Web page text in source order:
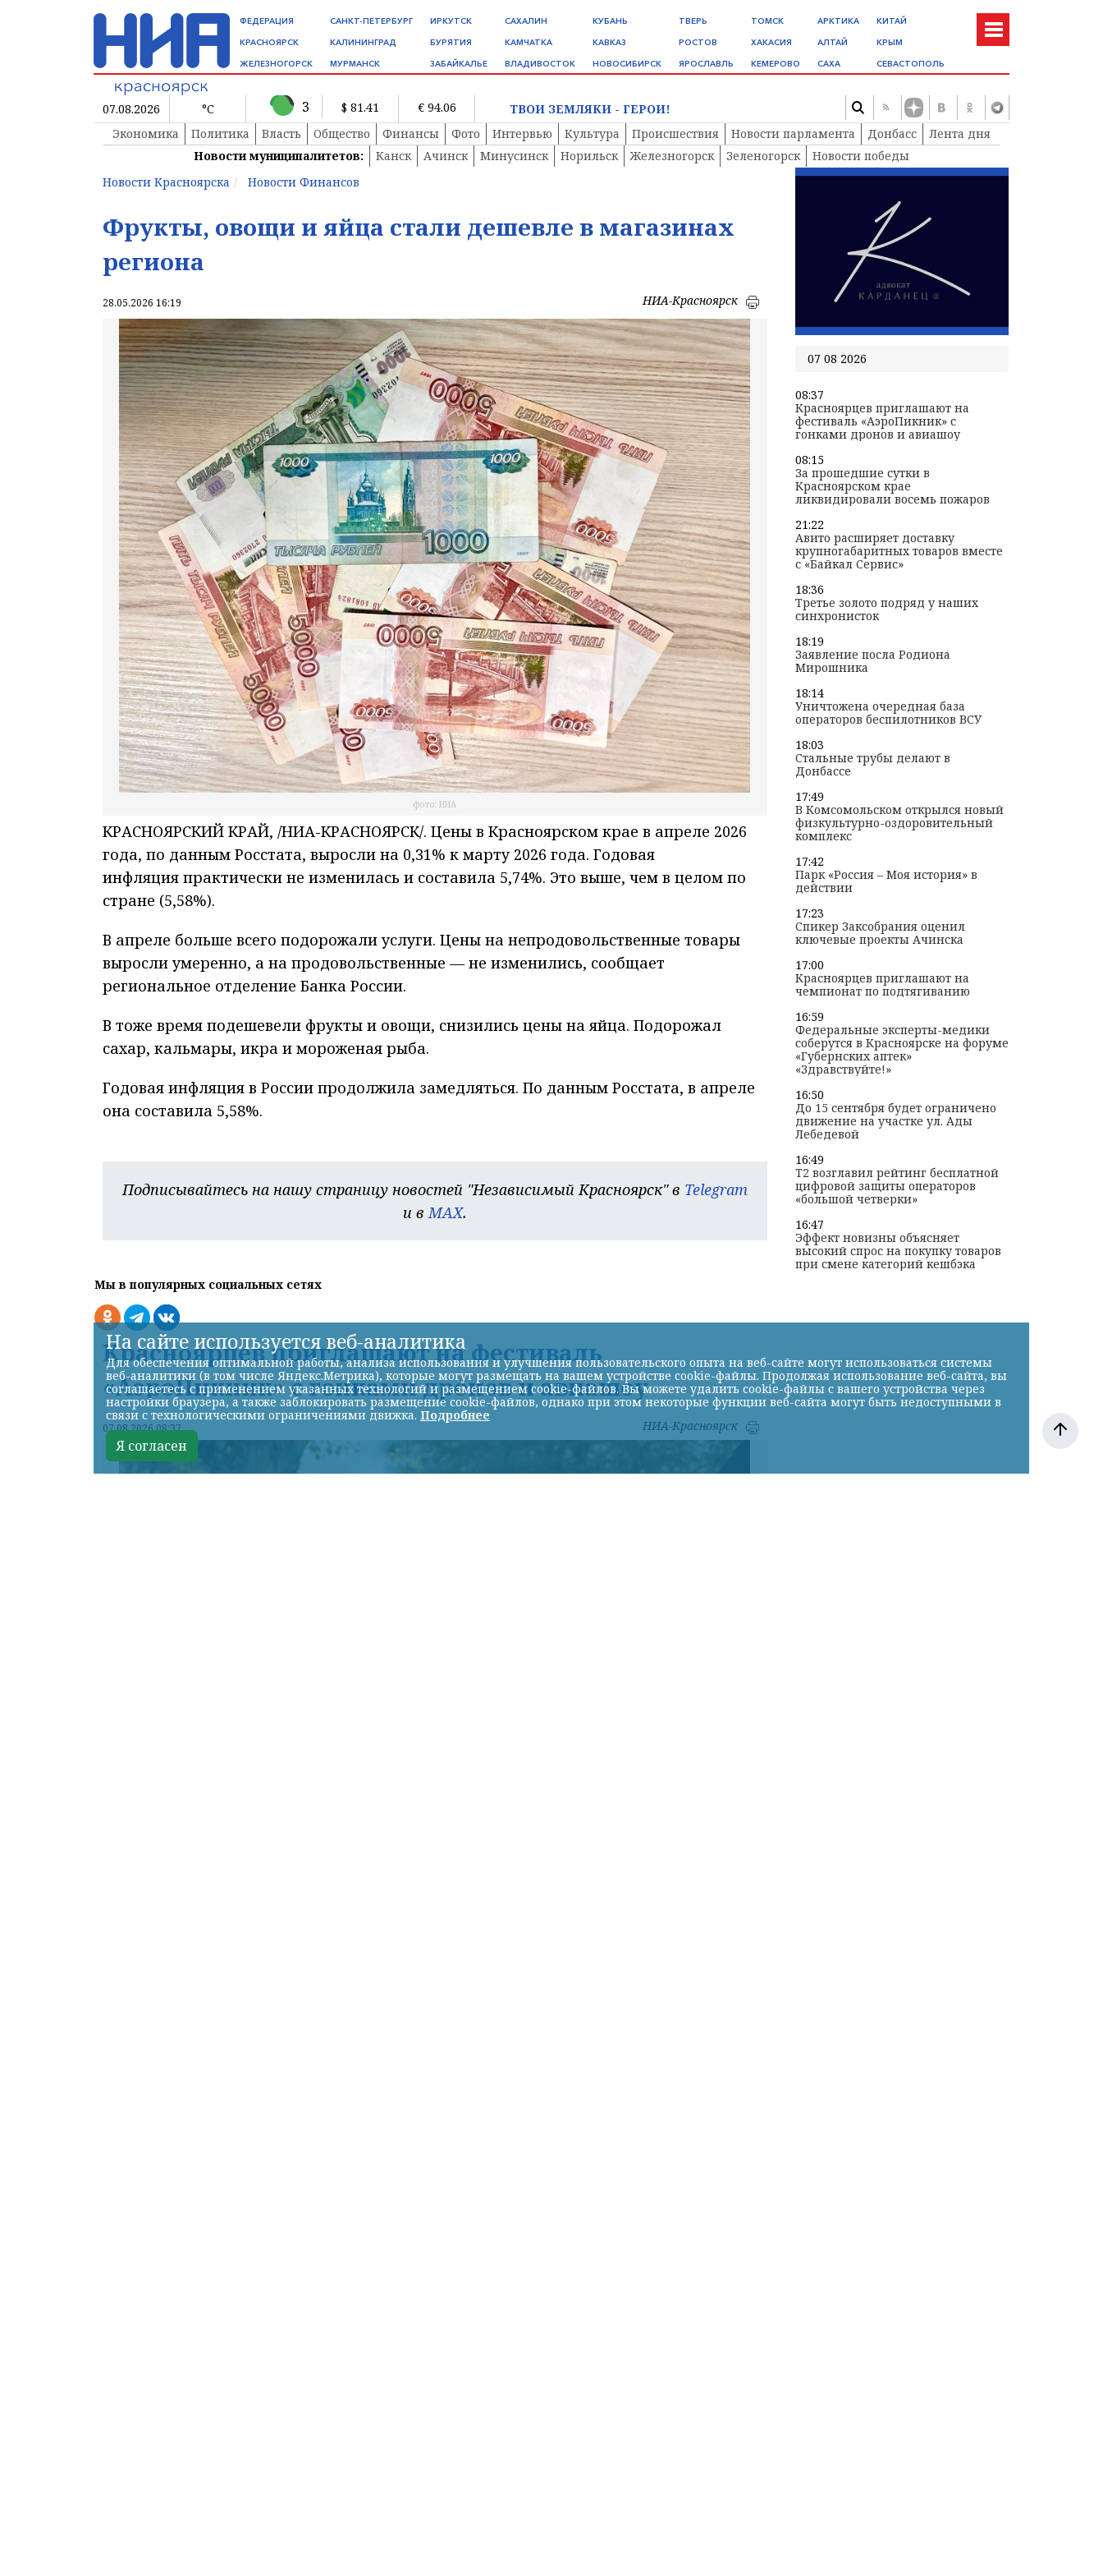
ФЕДЕРАЦИЯ
КРАСНОЯРСК
ЖЕЛЕЗНОГОРСК
САНКТ-ПЕТЕРБУРГ
КАЛИНИНГРАД
МУРМАНСК
ИРКУТСК
БУРЯТИЯ
ЗАБАЙКАЛЬЕ
САХАЛИН
КАМЧАТКА
ВЛАДИВОСТОК
КУБАНЬ
КАВКАЗ
НОВОСИБИРСК
ТВЕРЬ
РОСТОВ
ЯРОСЛАВЛЬ
ТОМСК
ХАКАСИЯ
КЕМЕРОВО
АРКТИКА
АЛТАЙ
САХА
КИТАЙ
КРЫМ
СЕВАСТОПОЛЬ
07.08.2026 °C 3 $ 81.41 € 94.06
ТВОИ ЗЕМЛЯКИ - ГЕРОИ!
Экономика
Политика Власть Общество Финансы Фото Интервью Культура Происшествия Новости парламента Донбасс
Лента дня
Новости муниципалитетов:
Канск Ачинск Минусинск Норильск Железногорск Зеленогорск
Новости победы
Новости Красноярска
Новости Финансов
Фрукты, овощи и яйца стали дешевле в магазинах
региона
28.05.2026 16:19 НИА-Красноярск
фото: НИА
КРАСНОЯРСКИЙ КРАЙ, /НИА-КРАСНОЯРСК/. Цены в Красноярском крае в апреле 2026
года, по данным Росстата, выросли на 0,31% к марту 2026 года. Годовая
инфляция практически не изменилась и составила 5,74%. Это выше, чем в целом по
стране (5,58%).
В апреле больше всего подорожали услуги. Цены на непродовольственные товары
выросли умеренно, а на продовольственные — не изменились, сообщает
региональное отделение Банка России.
В тоже время подешевели фрукты и овощи, снизились цены на яйца. Подорожал
сахар, кальмары, икра и мороженая рыба.
Годовая инфляция в России продолжила замедляться. По данным Росстата, в апреле
она составила 5,58%.
Подписывайтесь на нашу страницу новостей "Независимый Красноярск" в Telegram
и вMAX.
Мы в популярных социальных сетях
Красноярцев приглашают на фестиваль
«АэроПикник» с гонками дронов и авиашоу
07.08.2026 08:37 НИА-Красноярск
07 08 2026
08:37
Красноярцев приглашают на
фестиваль «АэроПикник» с
гонками дронов и авиашоу
08:15
За прошедшие сутки в
Красноярском крае
ликвидировали восемь пожаров
21:22
Авито расширяет доставку
крупногабаритных товаров вместе
с «Байкал Сервис»
18:36
Третье золото подряд у наших
синхронисток
18:19
Заявление посла Родиона
Мирошника
18:14
Уничтожена очередная база
операторов беспилотников ВСУ
18:03
Стальные трубы делают в
Донбассе
17:49
В Комсомольском открылся новый
физкультурно-оздоровительный
комплекс
17:42
Парк «Россия – Моя история» в
действии
17:23
Спикер Заксобрания оценил
ключевые проекты Ачинска
17:00
Красноярцев приглашают на
чемпионат по подтягиванию
16:59
Федеральные эксперты-медики
соберутся в Красноярске на форуме
«Губернских аптек»
«Здравствуйте!»
16:50
До 15 сентября будет ограничено
движение на участке ул. Ады
Лебедевой
16:49
T2 возглавил рейтинг бесплатной
цифровой защиты операторов
«большой четверки»
16:47
Эффект новизны объясняет
высокий спрос на покупку товаров
при смене категорий кешбэка
На сайте используется веб-аналитика
Для обеспечения оптимальной работы, анализа использования и улучшения пользовательского опыта на веб-сайте могут использоваться системы
веб-аналитики (в том числе Яндекс.Метрика), которые могут размещать на вашем устройстве cookie-файлы. Продолжая использование веб-сайта, вы
соглашаетесь с применением указанных технологий и размещением cookie-файлов. Вы можете удалить cookie-файлы с вашего устройства через
настройки браузера, а также заблокировать размещение cookie-файлов, однако при этом некоторые функции веб-сайта могут быть недоступными в
связи с технологическими ограничениями движка. Подробнее
Я согласен